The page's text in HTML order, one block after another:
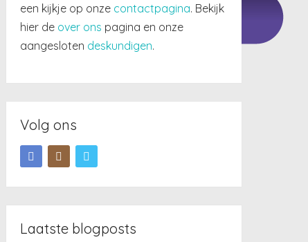
een kijkje op onze contactpagina. Bekijk
hier de over ons pagina en onze
aangesloten deskundigen.
Volg ons
Laatste blogposts